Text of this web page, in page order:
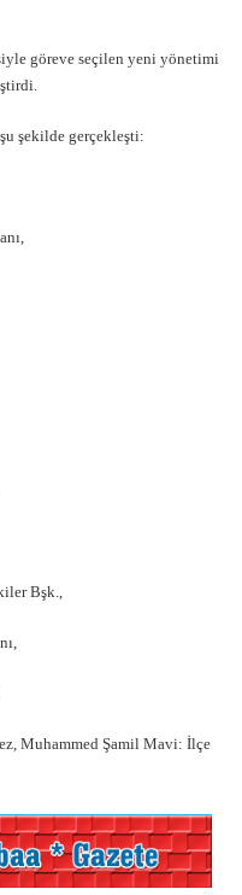
göreve seçilen yeni yönetimi
şekilde gerçekleşti:
Bşk.,
Muhammed Şamil Mavi: İlçe